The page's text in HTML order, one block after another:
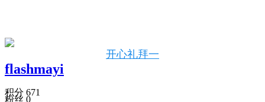
开心礼拜一
flashmayi
积分 671
粉丝 0